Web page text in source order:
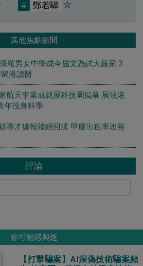
# 鄭若驊
其他焦點新聞
羅男女中學成今屆文憑試大贏家 3
港讀醫
航天事業成就展科技園揭幕 展現港
年投身科學
專才據報陸續回流 甲廈出租率改善
評論
你可能感興趣
【打擊騙案】AI深偽技術騙案頻